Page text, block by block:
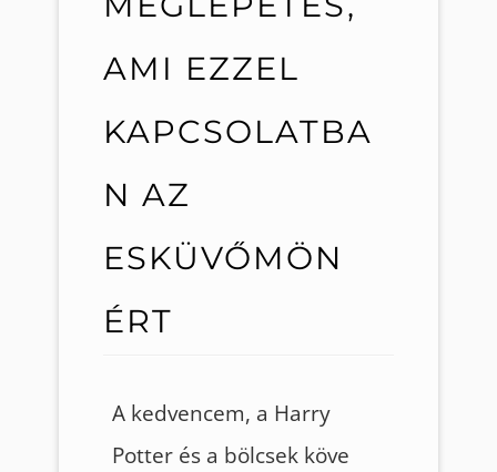
AMI EZZEL
KAPCSOLATBA
N AZ
ESKÜVŐMÖN
ÉRT
A kedvencem, a Harry
Potter és a bölcsek köve